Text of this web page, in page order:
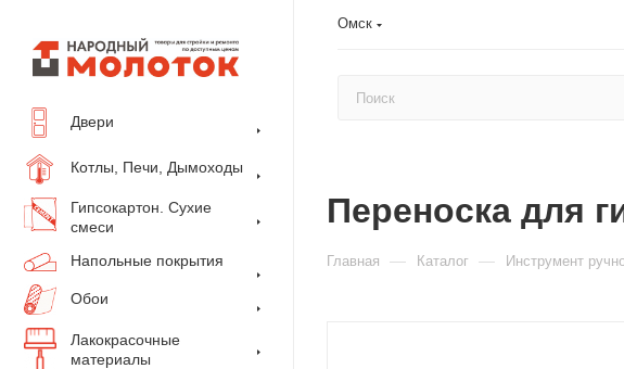
Омск
Двери
Котлы, Печи, Дымоходы
Гипсокартон. Сухие
смеси
Напольные покрытия
Обои
Лакокрасочные
материалы
Переноска для
Главная — Каталог — Инструмент